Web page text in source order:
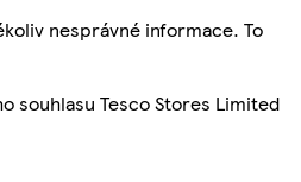
nesprávné informace. To
souhlasu Tesco Stores Limited